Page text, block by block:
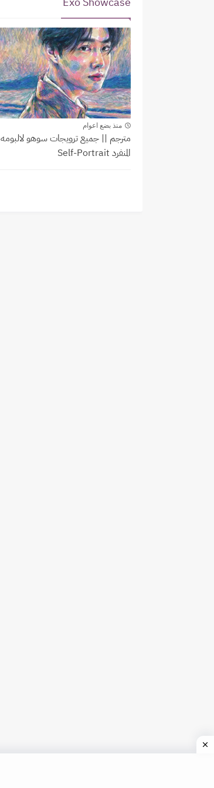
Exo Showcase
منذ بضع اعوام
مترجم || جميع ترويجات سوهو لالبومه
المنفرد Self-Portrait